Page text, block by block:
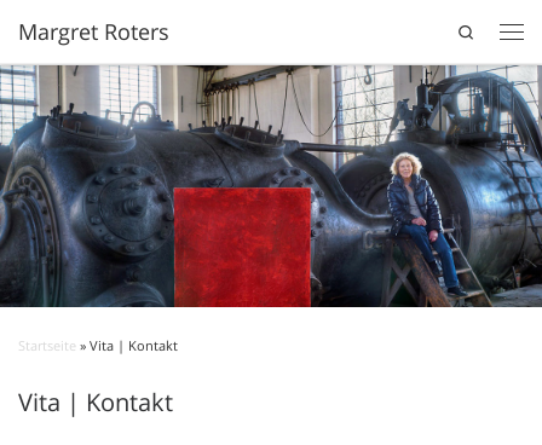
Margret Roters Search
Startseite » Vita | Kontakt
Vita | Kontakt